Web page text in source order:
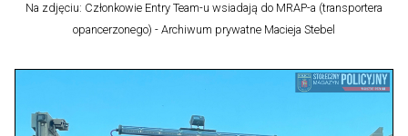
Na zdjęciu: Członkowie Entry Team-u wsiadają do MRAP-a (transportera
opancerzonego) - Archiwum prywatne Macieja Stebel